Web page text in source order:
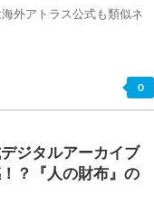
外アトラス公式も類似ネ
0
ジタルアーカイブ
？『人の財布』の